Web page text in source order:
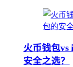
火币钱包vs
安全之选？